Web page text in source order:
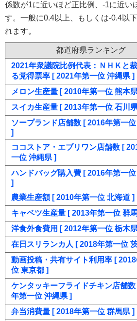
係数が1に近いほど正比例、-1に近い
す。一般に0.4以上、もしくは-0.4以
れます。
都道府県ランキング
2021年衆議院比例代表：ＮＨＫと
る党得票率 [ 2021年第一位 沖縄県 ]
メロン生産量 [ 2010年第一位 熊本
スイカ生産量 [ 2013年第一位 石川
ソープランド店舗数 [ 2016年第一
]
ココストア・エブリワン店舗数 [
一位 沖縄県 ]
ハンドバッグ購入費 [ 2016年第一
]
農業生産額 [ 2010年第一位 北海道 ]
キャベツ生産量 [ 2013年第一位 群
洋食外食費用 [ 2012年第一位 栃木
在日スリランカ人 [ 2018年第一位
動画投稿・共有サイト利用率 [
位 東京都 ]
ケンタッキーフライドチキン店舗
年第一位 沖縄県 ]
弁当消費量 [ 2018年第一位 群馬県 ]